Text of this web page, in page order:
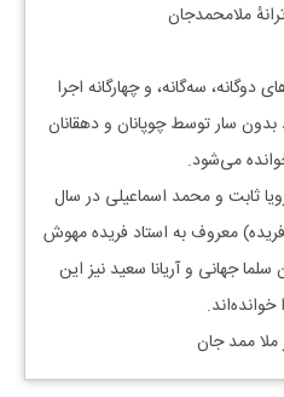
ملامحمدجان
سه‌گانه، و چهارگانه اجرا
سار توسط چوپانان و دهقانان
می‌شود.
ثابت و محمد اسماعیلی در سال
(فریده) معروف به استاد فریده مهوش
جهانی و آریانا سعید نیز این
ممد جان